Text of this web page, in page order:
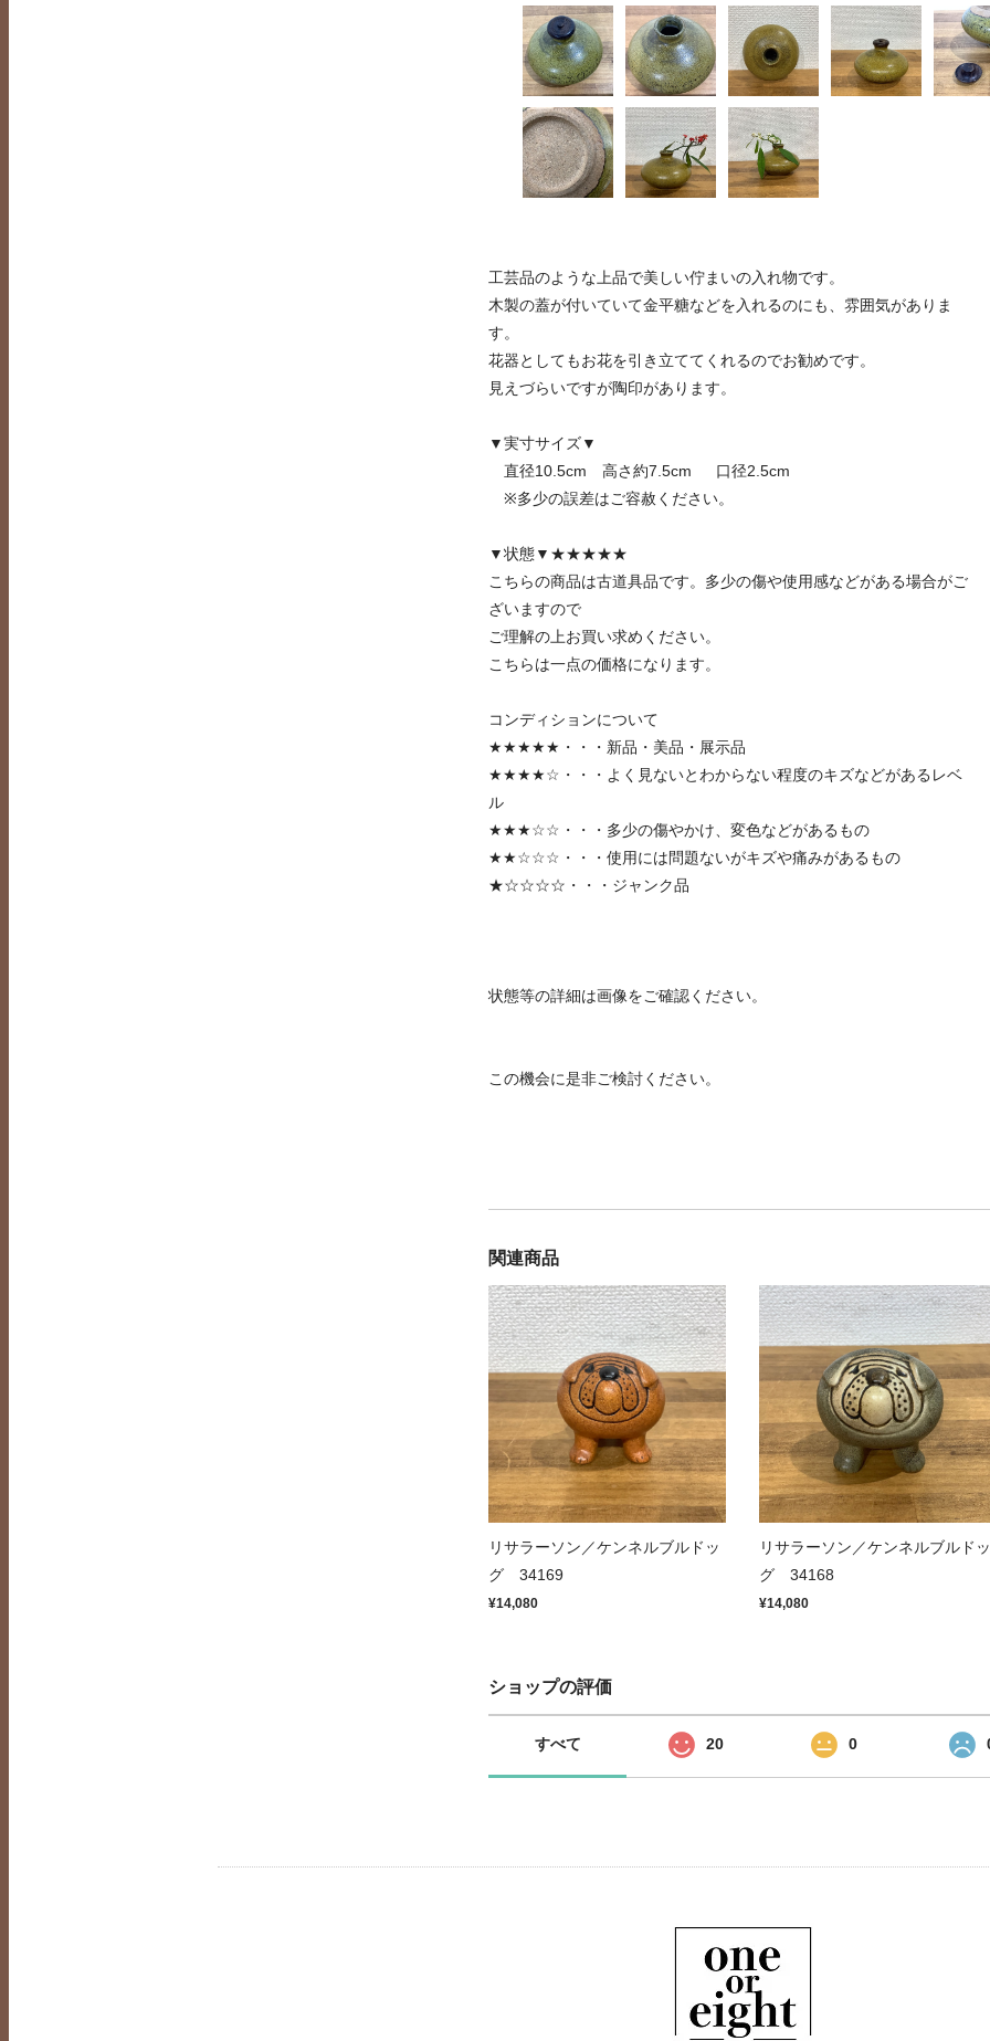
工芸品のような上品で美しい佇まいの入れ物です。
木製の蓋が付いていて金平糖などを入れるのにも、雰囲気がありま
す。
花器としてもお花を引き立ててくれるのでお勧めです。
見えづらいですが陶印があります。
▼実寸サイズ▼
直径10.5cm 高さ約7.5cm 口径2.5cm
※多少の誤差はご容赦ください。
▼状態▼★★★★★
こちらの商品は古道具品です。多少の傷や使用感などがある場合がご
ざいますので
ご理解の上お買い求めください。
こちらは一点の価格になります。
コンディションについて
★★★★★・・・新品・美品・展示品
★★★★☆・・・よく見ないとわからない程度のキズなどがあるレベ
ル
★★★☆☆・・・多少の傷やかけ、変色などがあるもの
★★☆☆☆・・・使用には問題ないがキズや痛みがあるもの
★☆☆☆☆・・・ジャンク品
状態等の詳細は画像をご確認ください。
この機会に是非ご検討ください。
関連商品
リサラーソン／ケンネルブルドッ
グ 34169
¥14,080
リサラーソン／ケンネルブルドッ
グ 34168
¥14,080
ショップの評価
すべて 20 0